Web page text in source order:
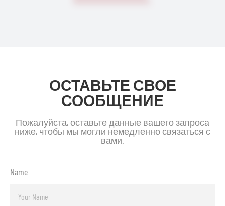
ОСТАВЬТЕ СВОЕ
СООБЩЕНИЕ
Пожалуйста, оставьте данные вашего запроса
ниже, чтобы мы могли немедленно связаться с
вами.
Name